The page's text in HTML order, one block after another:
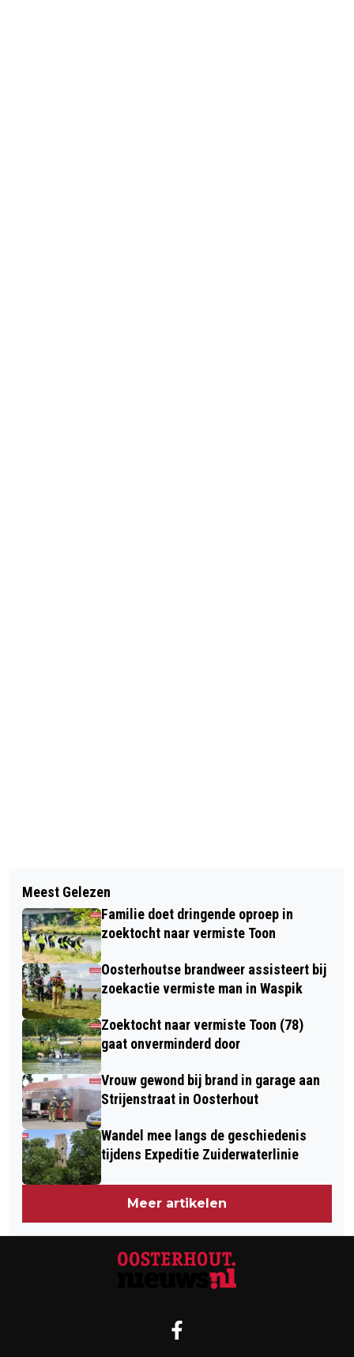
FEEST! VIJF JAAR ZONDAGSE
GEDICHTEN OP OOSTERHOUT NIEUWS!
ANWB: ANDERE KEUZES
MEIVAKANTIE DOOR ONRUST IN DE
WERELD
Meest Gelezen
Familie doet dringende oproep in
zoektocht naar vermiste Toon
Oosterhoutse brandweer assisteert bij
zoekactie vermiste man in Waspik
Zoektocht naar vermiste Toon (78)
gaat onverminderd door
Vrouw gewond bij brand in garage aan
Strijenstraat in Oosterhout
Wandel mee langs de geschiedenis
tijdens Expeditie Zuiderwaterlinie
Meer artikelen